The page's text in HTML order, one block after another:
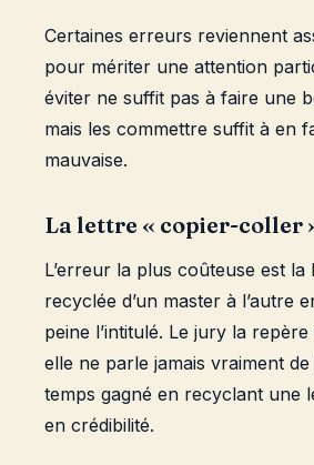
Certaines erreurs reviennent
pour mériter une attention
éviter ne suffit pas à faire une
mais les commettre suffit à en
mauvaise.
La lettre « copier-coller
L’erreur la plus coûteuse est la
recyclée d’un master à l’autre
peine l’intitulé. Le jury la repère
elle ne parle jamais vraiment
temps gagné en recyclant une
en crédibilité.